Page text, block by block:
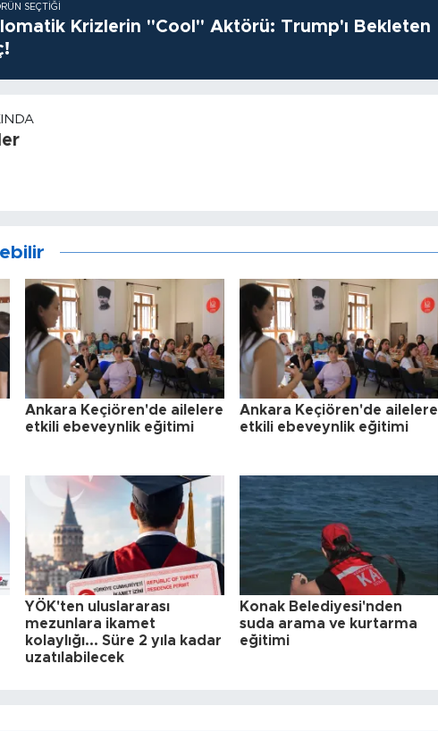
SEÇTIĞI
Krizlerin "Cool" Aktörü: Trump'ı Bekleten
Ankara Keçiören'de ailelere
etkili ebeveynlik eğitimi
Ankara Keçiören'de ailelere
etkili ebeveynlik eğitimi
YÖK'ten uluslararası
mezunlara ikamet
kolaylığı... Süre 2 yıla kadar
uzatılabilecek
Konak Belediyesi'nden
suda arama ve kurtarma
eğitimi